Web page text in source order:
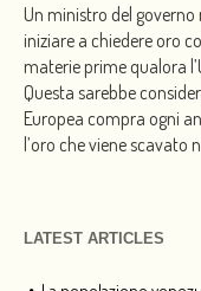
Un ministro del
iniziare a chiedere oro
materie prime qualora
Questa sarebbe
Europea compra ogni
l’oro che viene scavato
LATEST ARTICLES